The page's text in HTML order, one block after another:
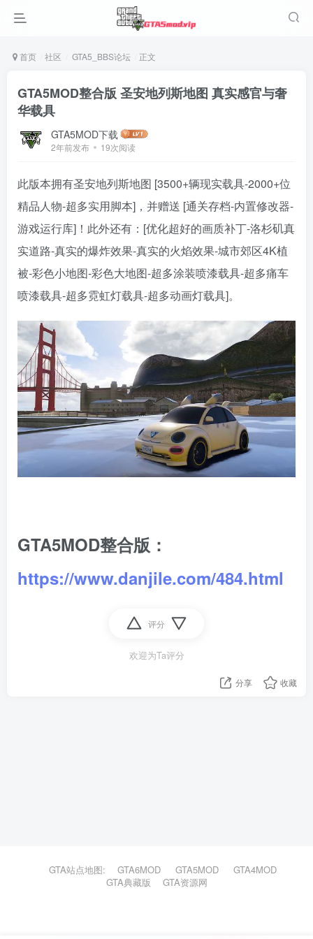
首页 社区 GTA5_BBS论坛 正文
GTA5MOD整合版 圣安地列斯地图 真实感官与奢
华载具
GTA5MOD下载
2年前发布 19次阅读
此版本拥有圣安地列斯地图 [3500+辆现实载具-2000+位
精品人物-超多实用脚本]，并赠送 [通关存档-内置修改器-
游戏运行库]！此外还有：[优化超好的画质补丁-洛杉矶真
实道路-真实的爆炸效果-真实的火焰效果-城市郊区4K植
被-彩色小地图-彩色大地图-超多涂装喷漆载具-超多痛车
喷漆载具-超多霓虹灯载具-超多动画灯载具]。
GTA5MOD整合版：
https://www.danjile.com/484.html
评分
欢迎为Ta评分
分享 收藏
GTA站点地图: GTA6MOD GTA5MOD
GTA4MOD
GTA典藏版
GTA资源网